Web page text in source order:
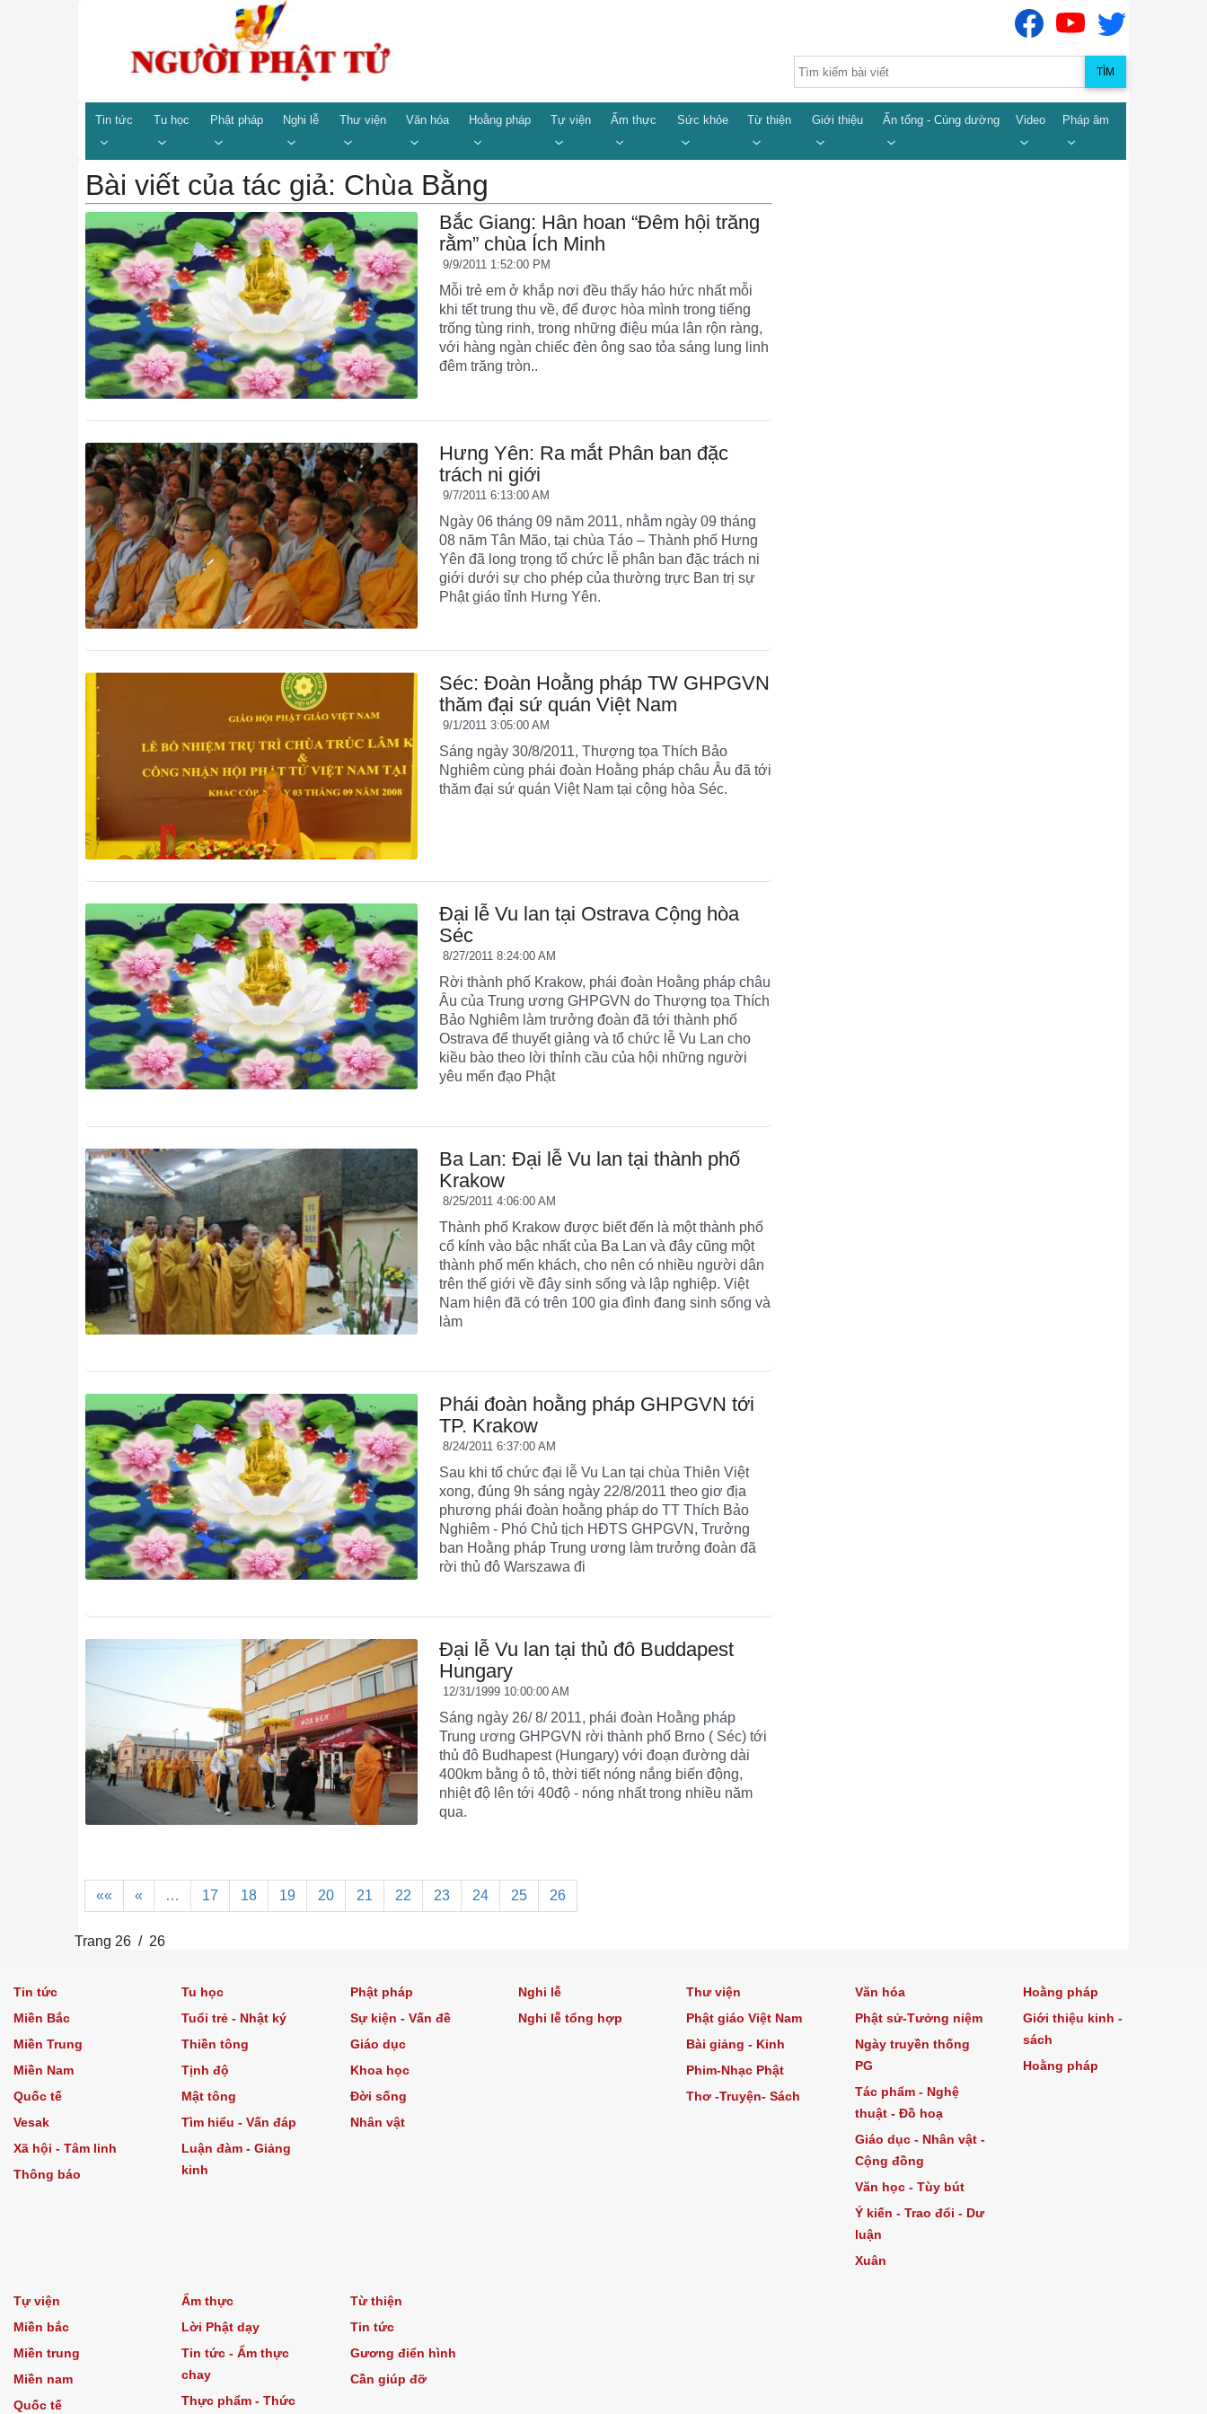
TÌM
Tin tức Tu học Phật pháp Nghi lễ Thư viện Văn hóa Hoằng pháp Tự viện Ẩm thực Sức khỏe Từ thiện Giới thiệu Ấn tống - Cúng dường Video Pháp âm
Bài viết của tác giả: Chùa Bằng
Bắc Giang: Hân hoan “Đêm hội trăng
rằm” chùa Ích Minh
9/9/2011 1:52:00 PM
Mỗi trẻ em ở khắp nơi đều thấy háo hức nhất mỗi
khi tết trung thu về, để được hòa mình trong tiếng
trống tùng rinh, trong những điệu múa lân rộn ràng,
với hàng ngàn chiếc đèn ông sao tỏa sáng lung linh
đêm trăng tròn..
Hưng Yên: Ra mắt Phân ban đặc
trách ni giới
9/7/2011 6:13:00 AM
Ngày 06 tháng 09 năm 2011, nhằm ngày 09 tháng
08 năm Tân Mão, tại chùa Táo – Thành phố Hưng
Yên đã long trọng tổ chức lễ phân ban đặc trách ni
giới dưới sự cho phép của thường trực Ban trị sự
Phật giáo tỉnh Hưng Yên.
Séc: Đoàn Hoằng pháp TW GHPGVN
thăm đại sứ quán Việt Nam
9/1/2011 3:05:00 AM
Sáng ngày 30/8/2011, Thượng tọa Thích Bảo
Nghiêm cùng phái đoàn Hoằng pháp châu Âu đã tới
thăm đại sứ quán Việt Nam tại cộng hòa Séc.
Đại lễ Vu lan tại Ostrava Cộng hòa
Séc
8/27/2011 8:24:00 AM
Rời thành phố Krakow, phái đoàn Hoằng pháp châu
Âu của Trung ương GHPGVN do Thượng tọa Thích
Bảo Nghiêm làm trưởng đoàn đã tới thành phố
Ostrava để thuyết giảng và tổ chức lễ Vu Lan cho
kiều bào theo lời thỉnh cầu của hội những người
yêu mến đạo Phật
Ba Lan: Đại lễ Vu lan tại thành phố
Krakow
8/25/2011 4:06:00 AM
Thành phố Krakow được biết đến là một thành phố
cổ kính vào bậc nhất của Ba Lan và đây cũng một
thành phố mến khách, cho nên có nhiều người dân
trên thế giới về đây sinh sống và lập nghiệp. Việt
Nam hiện đã có trên 100 gia đình đang sinh sống và
làm
Phái đoàn hoằng pháp GHPGVN tới
TP. Krakow
8/24/2011 6:37:00 AM
Sau khi tổ chức đại lễ Vu Lan tại chùa Thiên Việt
xong, đúng 9h sáng ngày 22/8/2011 theo giơ địa
phương phái đoàn hoằng pháp do TT Thích Bảo
Nghiêm - Phó Chủ tịch HĐTS GHPGVN, Trưởng
ban Hoằng pháp Trung ương làm trưởng đoàn đã
rời thủ đô Warszawa đi
Đại lễ Vu lan tại thủ đô Buddapest
Hungary
12/31/1999 10:00:00 AM
Sáng ngày 26/ 8/ 2011, phái đoàn Hoằng pháp
Trung ương GHPGVN rời thành phố Brno ( Séc) tới
thủ đô Budhapest (Hungary) với đoạn đường dài
400km bằng ô tô, thời tiết nóng nắng biến động,
nhiệt độ lên tới 40độ - nóng nhất trong nhiều năm
qua.
«« « … 17 18 19 20 21 22 23 24 25 26
Trang 26 / 26
Tin tức
Miền Bắc
Miền Trung
Miền Nam
Quốc tế
Vesak
Xã hội - Tâm linh
Thông báo
Tu học
Tuổi trẻ - Nhật ký
Thiền tông
Tịnh độ
Mật tông
Tìm hiểu - Vấn đáp
Luận đàm - Giảng
kinh
Phật pháp
Sự kiện - Vấn đề
Giáo dục
Khoa học
Đời sống
Nhân vật
Nghi lễ
Nghi lễ tổng hợp
Thư viện
Phật giáo Việt Nam
Bài giảng - Kinh
Phim-Nhạc Phật
Thơ -Truyện- Sách
Văn hóa
Phật sử-Tưởng niệm
Ngày truyền thống
PG
Tác phẩm - Nghệ
thuật - Đồ hoạ
Giáo dục - Nhân vật -
Cộng đồng
Văn học - Tùy bút
Ý kiến - Trao đổi - Dư
luận
Xuân
Hoằng pháp
Giới thiệu kinh -
sách
Hoằng pháp
Tự viện
Miền bắc
Miền trung
Miền nam
Quốc tế
Ẩm thực
Lời Phật dạy
Tin tức - Ẩm thực
chay
Thực phẩm - Thức
Từ thiện
Tin tức
Gương điển hình
Cần giúp đỡ